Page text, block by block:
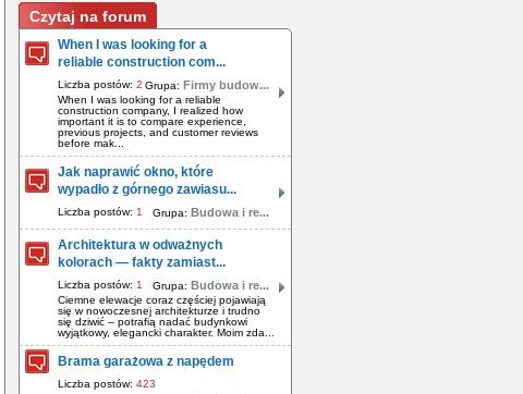
Czytaj na forum
When I was looking for a
reliable construction com...
Liczba postów: 2 Grupa: Firmy budow...
When I was looking for a reliable
construction company, I realized how
important it is to compare experience,
previous projects, and customer reviews
before mak...
Jak naprawić okno, które
wypadło z górnego zawiasu...
Liczba postów: 1 Grupa: Budowa i re...
Architektura w odważnych
kolorach — fakty zamiast...
Liczba postów: 1 Grupa: Budowa i re...
Ciemne elewacje coraz częściej pojawiają
się w nowoczesnej architekturze i trudno
się dziwić – potrafią nadać budynkowi
wyjątkowy, elegancki charakter. Moim zda...
Brama garażowa z napędem
Liczba postów: 423